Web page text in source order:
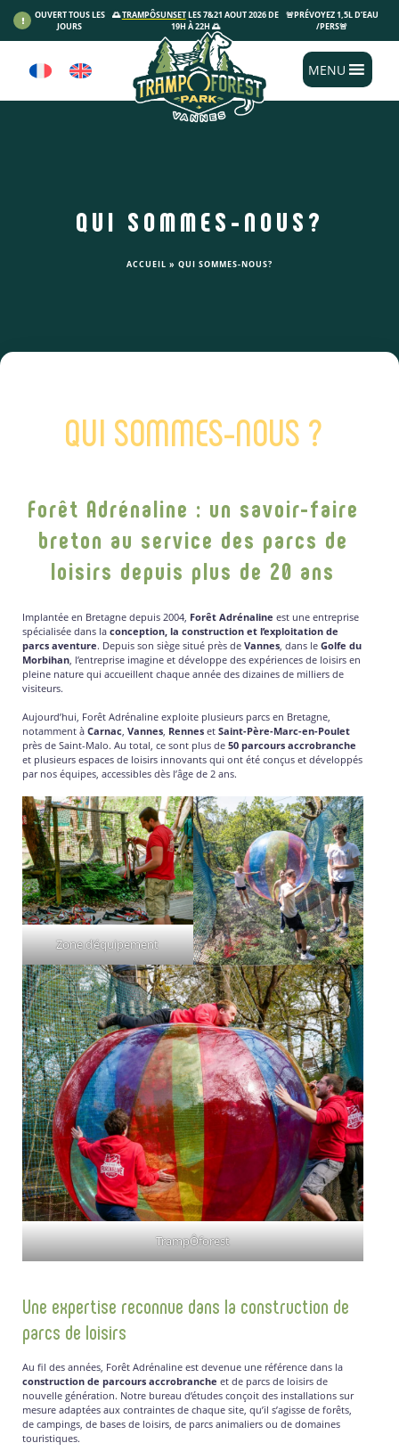
OUVERT TOUS LES
JOURS
🌅TRAMPÔSUNSETLES 7&21 AOUT 2026 DE
19H À 22H 🌅
🚨PRÉVOYEZ 1,5L D’EAU
/PERS🚨
MENU
QUI SOMMES-NOUS?
ACCUEIL » QUI SOMMES-NOUS?
QUI SOMMES-NOUS ?
Forêt Adrénaline : un savoir-faire
breton au service des parcs de
loisirs depuis plus de 20 ans
Implantée en Bretagne depuis 2004, Forêt Adrénaline est une entreprise
spécialisée dans la conception, la construction et l’exploitation de
parcs aventure. Depuis son siège situé près de Vannes , dans le Golfe du
Morbihan , l’entreprise imagine et développe des expériences de loisirs en
pleine nature qui accueillent chaque année des dizaines de milliers de
visiteurs.
Aujourd’hui, Forêt Adrénaline exploite plusieurs parcs en Bretagne,
notamment à Carnac, Vannes, Rennes et Saint-Père-Marc-en-Poulet
près de Saint-Malo. Au total, ce sont plus de 50 parcours accrobranche
et plusieurs espaces de loisirs innovants qui ont été conçus et développés
par nos équipes, accessibles dès l’âge de 2 ans.
Zone d’équipement
TrampÔforest
Une expertise reconnue dans la construction de
parcs de loisirs
Au fil des années, Forêt Adrénaline est devenue une référence dans la
construction de parcours accrobranche et de parcs de loisirs de
nouvelle génération. Notre bureau d’études conçoit des installations sur
mesure adaptées aux contraintes de chaque site, qu’il s’agisse de forêts,
de campings, de bases de loisirs, de parcs animaliers ou de domaines
touristiques.
Panneau de gestion des cookies